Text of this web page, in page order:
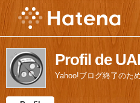
Profil de
Yahoo!ブログ終了のた